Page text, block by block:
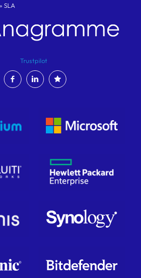
» SLA
Trustpilot